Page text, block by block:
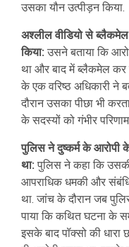
उसका यौन उत्पीड़न किया.
अश्लील वीडियो से ब्लैकमेल
किया: उसने बताया कि
था और बाद में ब्लैकमेल कर
के एक वरिष्ठ अधिकारी ने
दौरान उसका पीछा भी
के सदस्यों को गंभीर
पुलिस ने दुष्कर्म के आरोपी
था: पुलिस ने कहा कि
आपराधिक धमकी और
था. जांच के दौरान जब
पाया कि कथित घटना के
इसके बाद पॉक्सो की धारा